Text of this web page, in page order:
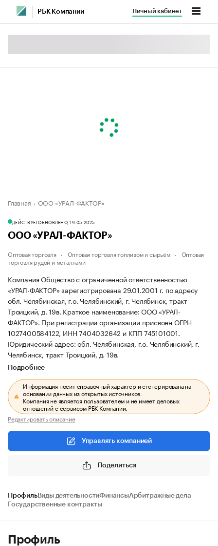
РБК Компании Личный кабинет
Главная ООО «УРАЛ-ФАКТОР»
ДЕЙСТВУЕТОБНОВЛЕНО, 19.05.2025
ООО «УРАЛ-ФАКТОР»
Оптовая торговля Оптовая торговля топливом и сырьём
Оптовая
торговля рудой и металлами
Компания Общество с ограниченной ответственностью
«УРАЛ-ФАКТОР» зарегистрирована 29.01.2001 г. по адресу
обл. Челябинская, г.о. Челябинский, г. Челябинск, тракт
Троицкий, д. 19в. Краткое наименование: ООО «УРАЛ-
ФАКТОР». При регистрации организации присвоен ОГРН
1027400584122, ИНН 7404032642 и КПП 745101001.
Юридический адрес: обл. Челябинская, г.о. Челябинский, г.
Челябинск, тракт Троицкий, д. 19в.
Подробнее
Информация носит справочный характер и сгенерирована на
основании данных из открытых источников.
Компания не является пользователем и не имеет деловых
отношений с сервисом РБК Компании.
Редактировать описание
Управлять компанией
Поделиться
ПрофильВиды деятельностиФинансыАрбитражные дела
Государственные контракты
Профиль